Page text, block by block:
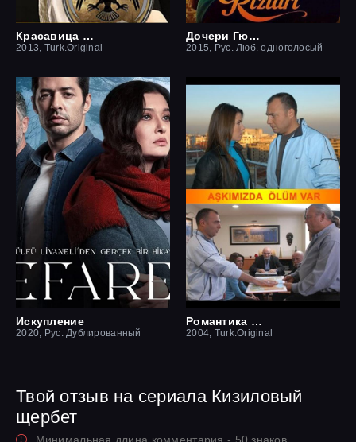
Красавица и чудовище
2013, Turk.Original
Дочери Гюнеш
2015, Рус. Люб. одноголосый
Искупление
2020, Рус. Дублированный
Романтика смерти
2004, Turk.Original
Твой отзыв на сериала Кизиловый
щербет